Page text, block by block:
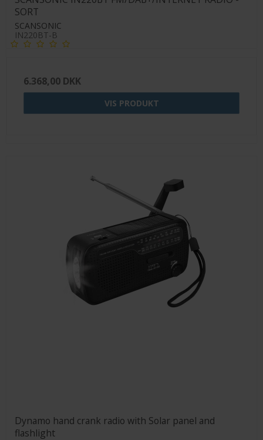
SORT
SCANSONIC
IN220BT-B
6.368,00 DKK
VIS PRODUKT
Dynamo hand crank radio with Solar panel and
flashlight